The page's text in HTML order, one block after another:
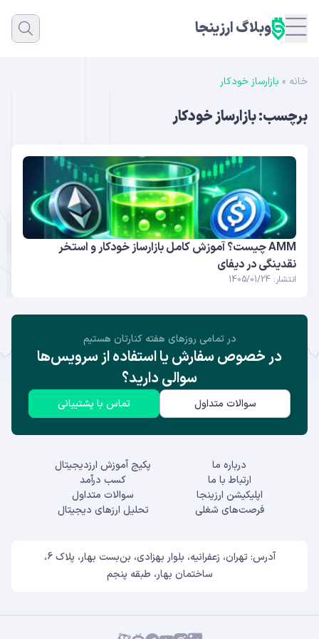
وبلاگ ارزینجا
خانه » بازارساز خودکار
برچسب:بازارساز خودکار
AMM چیست؟ آموزش کامل بازارساز خودکار و استخر
نقدینگی در دیفای
انتشار: 1405/01/24
در تمامی روز‌های هفته کنارتان هستیم
در خصوص سفارش یا استفاده از سرویس‌ها
سوالی دارید؟
سوالات متداول تماس با پشتیبانی
درباره ما
ارتباط با ما
اپلیکیشن ارزینجا
فرصت‌های شغلی
پکیج آموزش ارزدیجیتال
کسب درآمد
سوالات متداول
تحلیل ارزهای دیجیتال
آدرس: تهران، زعفرانیه، بلوار بهزادی، بن‌بست بهار، پلاک 6،
ساختمان بهار، طبقه پنجم